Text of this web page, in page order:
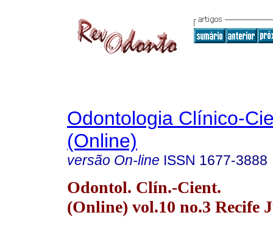
Odontologia Clínico-
(Online)
versão On-line ISSN 1677-3888
Odontol. Clín.-Cient.
(Online) vol.10 no.3 Recife